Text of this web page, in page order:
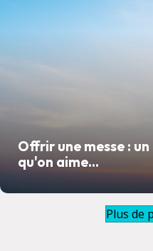
Offrir une messe :
qu'on aime...
Plus de